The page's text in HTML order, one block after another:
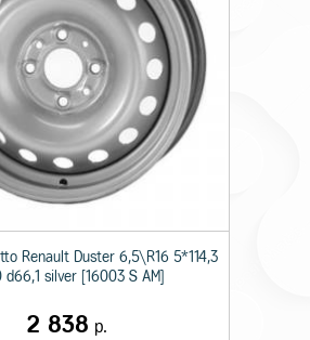
Renault Duster 6,5\R16 5*114,3
d66,1 silver [16003 S AM]
2 838 р.